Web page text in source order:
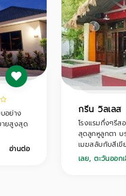
อย่าง
ยสูงสุด
อ่านต่อ
กรีน วิลเลส
โรงแรมกึ่งๆรีส
สุดลูกหูลูกตา บ
เมฆสลับกับสีเขี
เลย,ตะวันออก